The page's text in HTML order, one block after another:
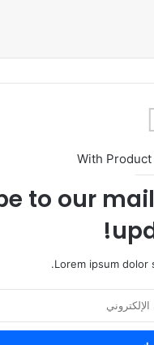
With Product
to our
Lorem ipsum dolor